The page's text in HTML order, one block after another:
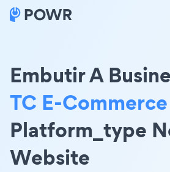
Embutir A
TC E-
Platform_type
Website